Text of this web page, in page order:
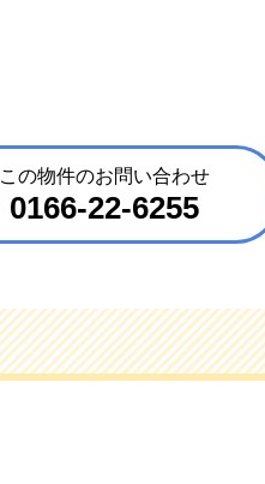
この物件のお問い合わせ
0166-22-6255